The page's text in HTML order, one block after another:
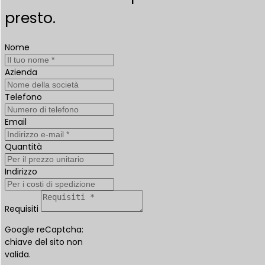
presto.
Nome
Azienda
Telefono
Email
Quantità
Indirizzo
Requisiti
Google reCaptcha:
chiave del sito non
valida.